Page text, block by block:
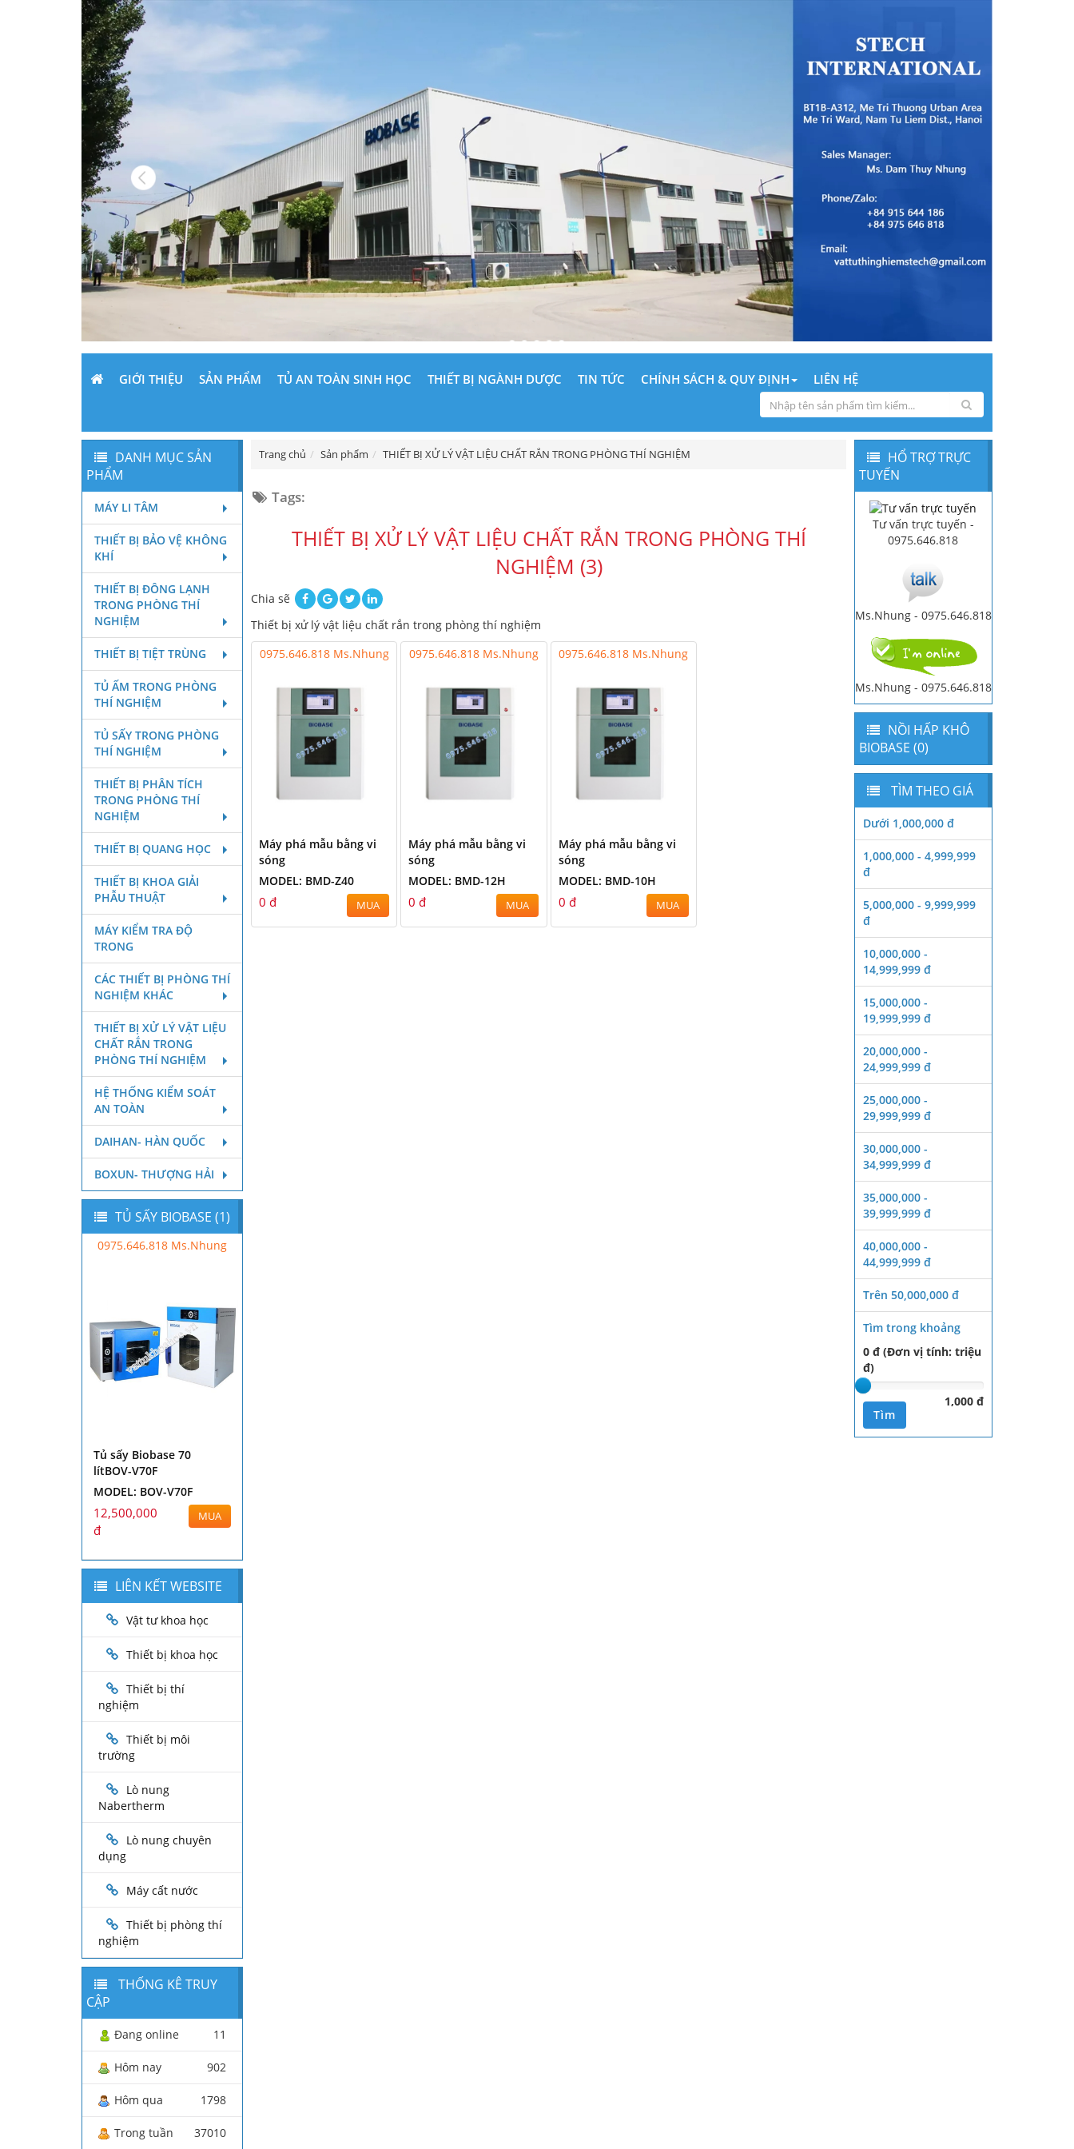
GIỚI THIỆU SẢN PHẨM TỦ AN TOÀN SINH HỌC THIẾT BỊ NGÀNH DƯỢC TIN TỨC CHÍNH SÁCH & QUY ĐỊNH LIÊN HỆ
Trang chủ Sản phẩm THIẾT BỊ XỬ LÝ VẬT LIỆU CHẤT RẮN TRONG PHÒNG THÍ NGHIỆM
Tags:
THIẾT BỊ XỬ LÝ VẬT LIỆU CHẤT RẮN TRONG PHÒNG THÍ
NGHIỆM (3)
Chia sẽ
Thiết bị xử lý vật liệu chất rắn trong phòng thí nghiệm
0975.646.818 Ms.Nhung
Máy phá mẫu bằng vi
sóng
MODEL: BMD-Z40
0 đ MUA
0975.646.818 Ms.Nhung
Máy phá mẫu bằng vi
sóng
MODEL: BMD-12H
0 đ MUA
0975.646.818 Ms.Nhung
Máy phá mẫu bằng vi
sóng
MODEL: BMD-10H
0 đ MUA
DANH MỤC SẢN
PHẨM
MÁY LI TÂM
THIẾT BỊ BẢO VỆ KHÔNG
KHÍ
THIẾT BỊ ĐÔNG LẠNH
TRONG PHÒNG THÍ
NGHIỆM
THIẾT BỊ TIỆT TRÙNG
TỦ ẤM TRONG PHÒNG
THÍ NGHIỆM
TỦ SẤY TRONG PHÒNG
THÍ NGHIỆM
THIẾT BỊ PHÂN TÍCH
TRONG PHÒNG THÍ
NGHIỆM
THIẾT BỊ QUANG HỌC
THIẾT BỊ KHOA GIẢI
PHẪU THUẬT
MÁY KIỂM TRA ĐỘ
TRONG
CÁC THIẾT BỊ PHÒNG THÍ
NGHIỆM KHÁC
THIẾT BỊ XỬ LÝ VẬT LIỆU
CHẤT RẮN TRONG
PHÒNG THÍ NGHIỆM
HỆ THỐNG KIỂM SOÁT
AN TOÀN
DAIHAN- HÀN QUỐC
BOXUN- THƯỢNG HẢI
TỦ SẤY BIOBASE (1)
0975.646.818 Ms.Nhung
Tủ sấy Biobase 70
lítBOV-V70F
MODEL: BOV-V70F
12,500,000
đ
MUA
LIÊN KẾT WEBSITE
Vật tư khoa học
Thiết bị khoa học
Thiết bị thí
nghiệm
Thiết bị môi
trường
Lò nung
Nabertherm
Lò nung chuyên
dụng
Máy cất nước
Thiết bị phòng thí
nghiệm
THỐNG KÊ TRUY
CẬP
Đang online 11
Hôm nay 902
Hôm qua 1798
Trong tuần 37010
HỔ TRỢ TRỰC
TUYẾN
Tư vấn trực tuyến -
0975.646.818
Ms.Nhung - 0975.646.818
Ms.Nhung - 0975.646.818
NỒI HẤP KHÔ
BIOBASE (0)
TÌM THEO GIÁ
Dưới 1,000,000 đ
1,000,000 - 4,999,999
đ
5,000,000 - 9,999,999
đ
10,000,000 -
14,999,999 đ
15,000,000 -
19,999,999 đ
20,000,000 -
24,999,999 đ
25,000,000 -
29,999,999 đ
30,000,000 -
34,999,999 đ
35,000,000 -
39,999,999 đ
40,000,000 -
44,999,999 đ
Trên 50,000,000 đ
Tìm trong khoảng
0 đ (Đơn vị tính: triệu
đ)
1,000 đ
Tìm